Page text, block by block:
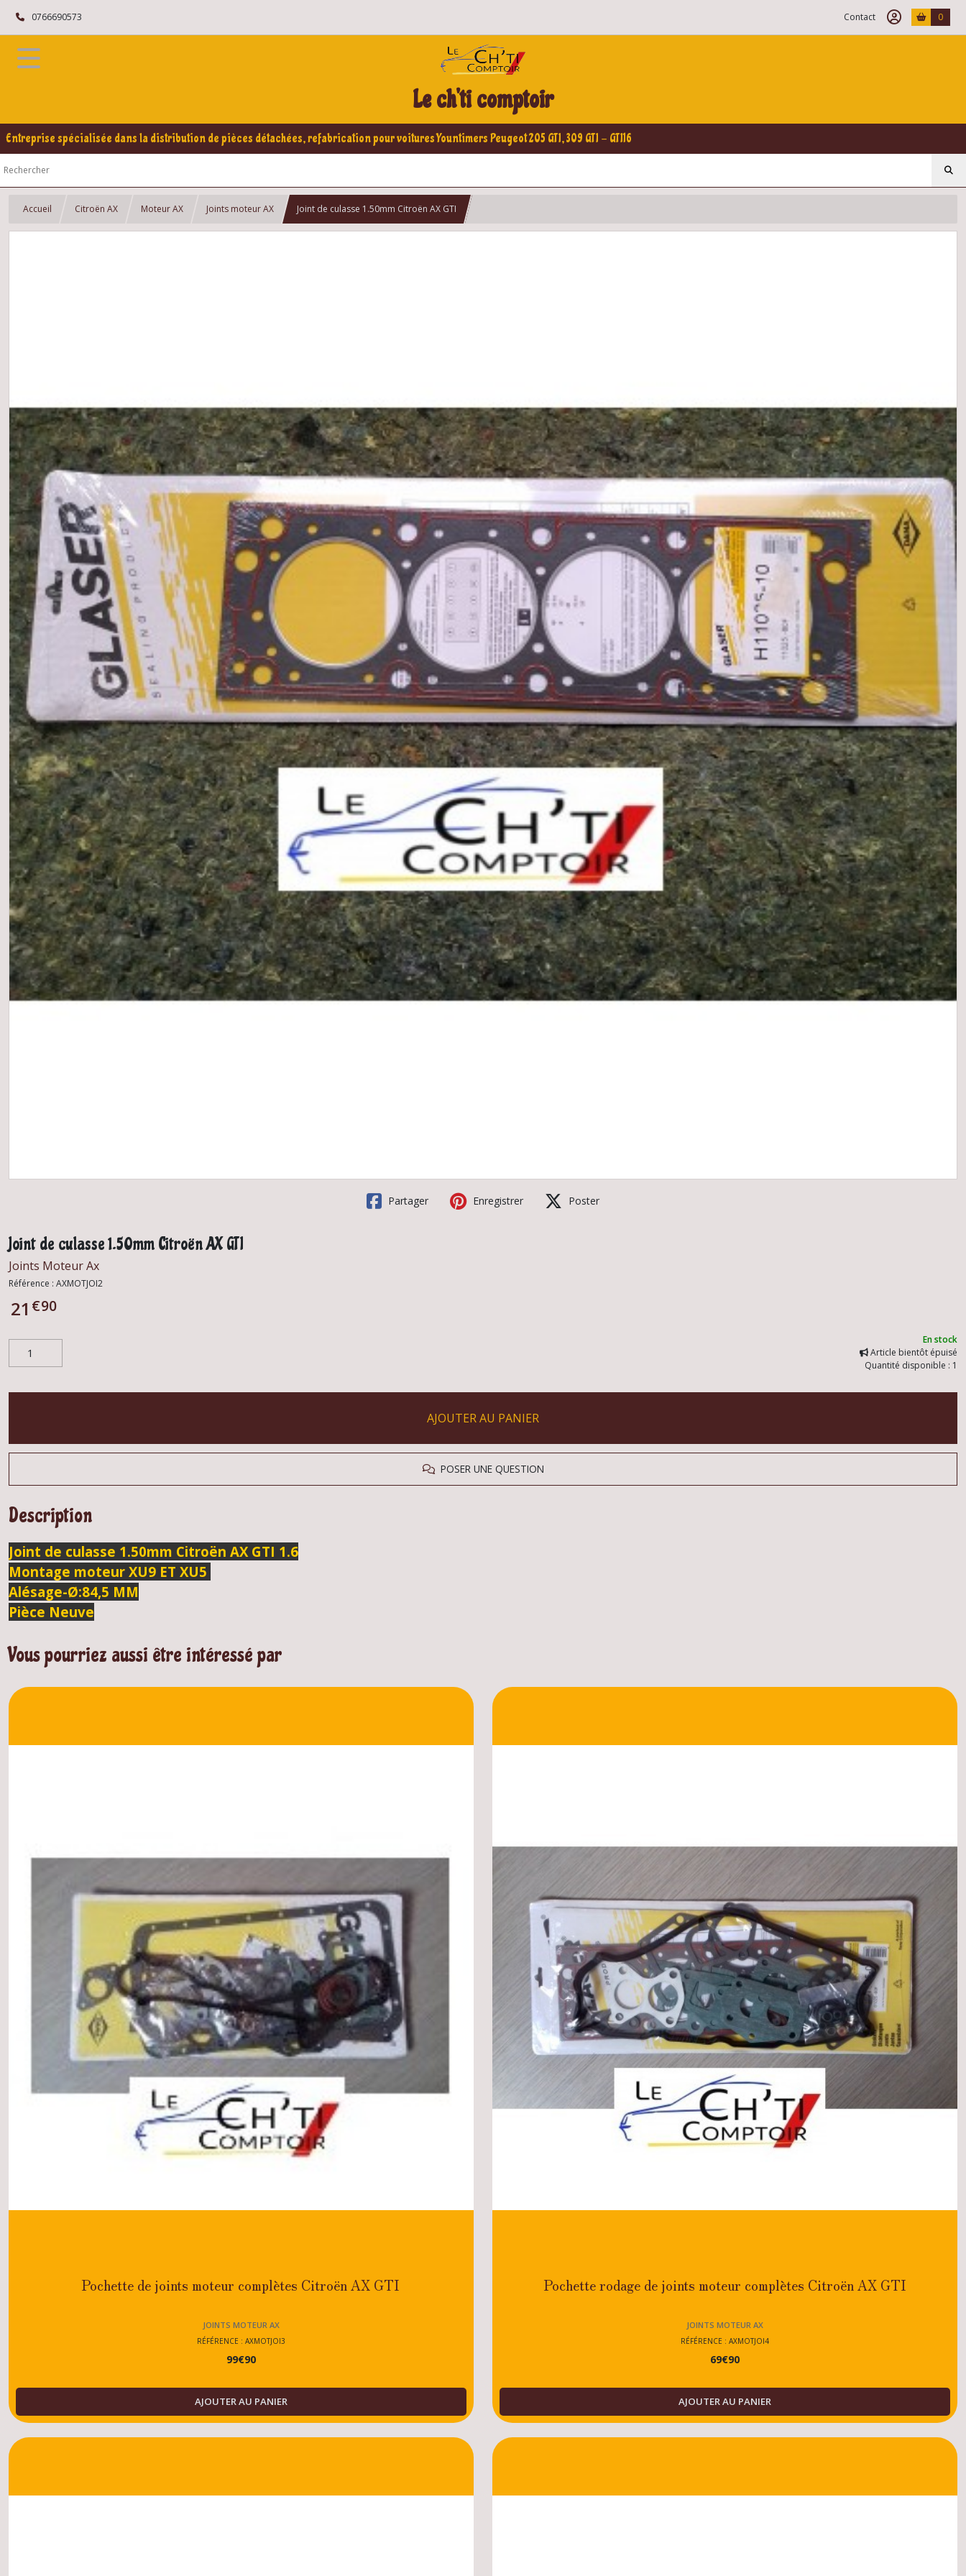
0766690573 Contact 0
Le ch'ti comptoir
Entreprise spécialisée dans la distribution de pièces détachées, refabrication pour voitures Yountimers Peugeot 205 GTI, 309 GTI - GTI16
Accueil Citroën AX Moteur AX Joints moteur AX Joint de culasse 1.50mm Citroën AX GTI
Partager Enregistrer Poster
Joint de culasse 1.50mm Citroën AX GTI
Joints Moteur Ax
Référence : AXMOTJOI2
21 €90
En stock
Article bientôt épuisé
Quantité disponible : 1
AJOUTER AU PANIER
POSER UNE QUESTION
Description
Joint de culasse 1.50mm Citroën AX GTI 1.6
Montage moteur XU9 ET XU5
Alésage-Ø:84,5 MM
Pièce Neuve
Vous pourriez aussi être intéressé par
Pochette de joints moteur complètes Citroën AX GTI
JOINTS MOTEUR AX
RÉFÉRENCE : AXMOTJOI3
99€90
AJOUTER AU PANIER
Pochette rodage de joints moteur complètes Citroën AX GTI
JOINTS MOTEUR AX
RÉFÉRENCE : AXMOTJOI4
69€90
AJOUTER AU PANIER